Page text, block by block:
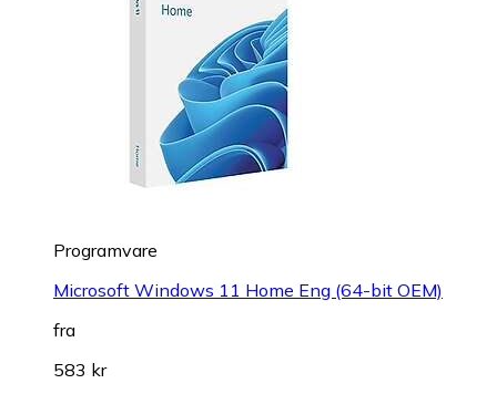
Programvare
Microsoft Windows 11 Home Eng (64-bit OEM)
fra
583 kr